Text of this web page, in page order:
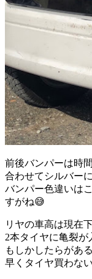
前後バンパーは時
合わせてシルバー
バンパー色違いは
すがね😅
リヤの車高は現在
2本タイヤに亀裂が
もしかしたらがあ
早くタイヤ買わな